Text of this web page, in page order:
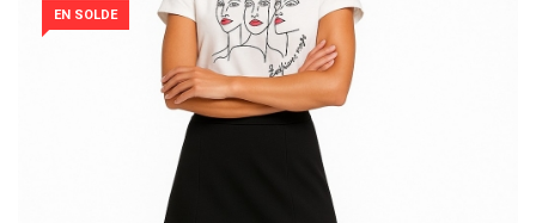
EN SOLDE